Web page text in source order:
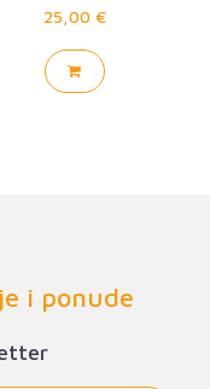
25,00 €
i ponude